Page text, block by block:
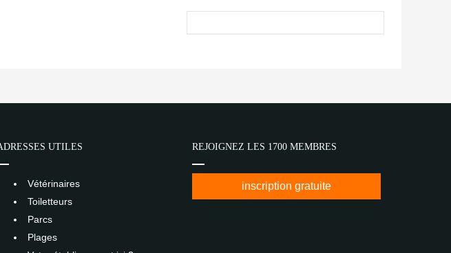
UTILES
Vétérinaires
Toiletteurs
Parcs
Plages
REJOIGNEZ LES 1700 MEMBRES
inscription gratuite